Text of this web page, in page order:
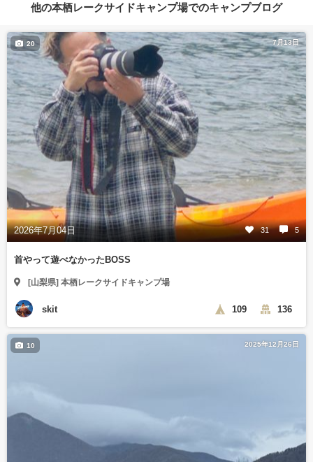
他の本栖レークサイドキャンプ場でのキャンプブログ
7月13日
2026年7月04日 31 5
20
首やって遊べなかったBOSS
[山梨県] 本栖レークサイドキャンプ場
skit 109 136
2025年12月26日
10